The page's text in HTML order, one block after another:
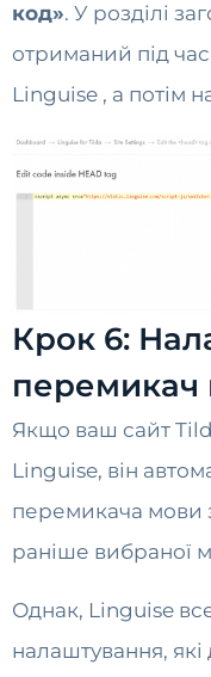
код». У розділі
отриманий під
Linguise , а потім
Крок 6:
перемикач
Якщо ваш сайт
Linguise, він
перемикача мови
раніше вибраної
Однак, Linguise
налаштування,